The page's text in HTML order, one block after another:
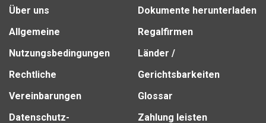
Über uns
Allgemeine
Nutzungsbedingungen
Rechtliche
Vereinbarungen
Datenschutz-
Dokumente herunterladen
Regalfirmen
Länder /
Gerichtsbarkeiten
Glossar
Zahlung leisten